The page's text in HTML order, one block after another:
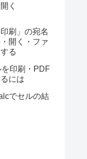
く
刷」の宛名
開く・ファ
る
印刷・PDF
には
でセルの結